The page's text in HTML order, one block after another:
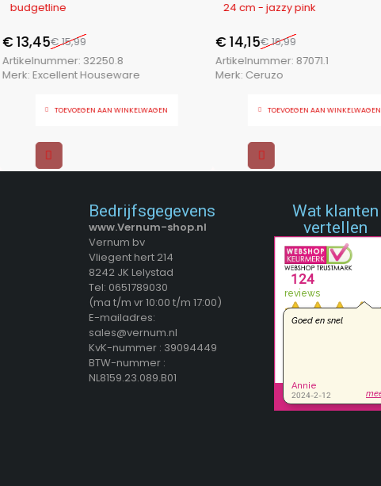
budgetline
€15,99
€13,45
Artikelnummer: 32250.8
Merk: Excellent Houseware
TOEVOEGEN AAN WINKELWAGEN
24 cm - jazzy pink
€16,99
€14,15
Artikelnummer: 87071.1
Merk: Ceruzo
TOEVOEGEN AAN WINKELWAGEN
Bedrijfsgegevens
www.Vernum-shop.nl
Vernum bv
Vliegent hert 214
8242 JK Lelystad
Tel: 0651789030
(ma t/m vr 10:00 t/m 17:00)
E-mailadres:
sales@vernum.nl
KvK-nummer : 39094449
BTW-nummer :
NL8159.23.089.B01
Wat klanten
vertellen